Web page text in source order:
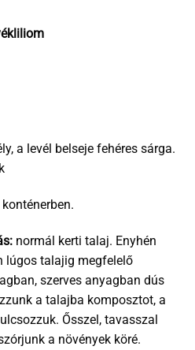
a levél belseje fehéres sárga.
normál kerti talaj. Enyhén
lúgos talajig megfelelő
szerves anyagban dús
a talajba komposztot, a
Ősszel, tavasszal
a növények köré.